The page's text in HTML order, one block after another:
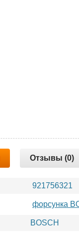
Отзывы (0)
921756321
форсунка
BOSCH